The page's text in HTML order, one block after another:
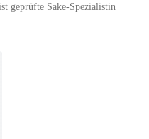
geprüfte Sake-Spezialistin